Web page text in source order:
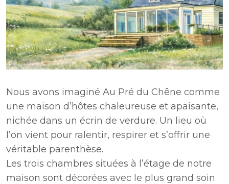
Nous avons imaginé Au Pré du Chêne comme
une maison d’hôtes chaleureuse et apaisante,
nichée dans un écrin de verdure. Un lieu où
l’on vient pour ralentir, respirer et s’offrir une
véritable parenthèse.
Les trois chambres situées à l’étage de notre
maison sont décorées avec le plus grand soin